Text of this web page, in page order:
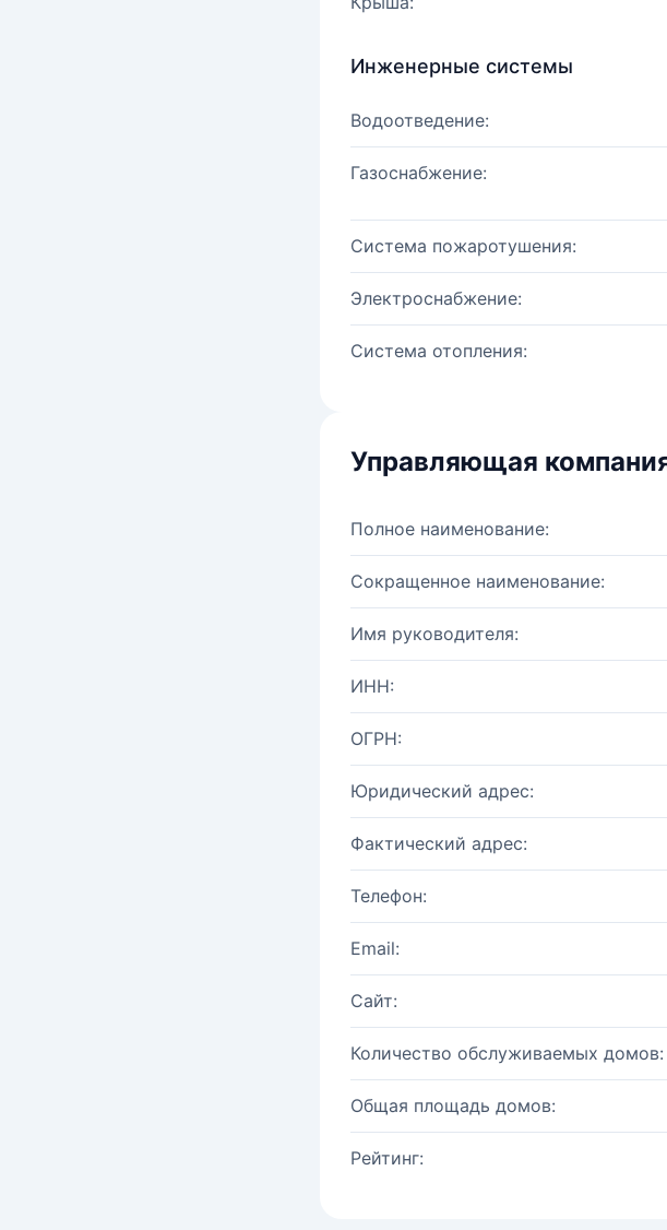
Инженерные системы
Водоотведение:
Газоснабжение:
Система пожаротушения:
Электроснабжение:
Система отопления:
Управляющая
Полное наименование:
Сокращенное наименование:
Имя руководителя:
ИНН:
ОГРН:
Юридический адрес:
Фактический адрес:
Телефон:
Email:
Сайт:
Количество обслуживаемых домов:
Общая площадь домов:
Рейтинг: